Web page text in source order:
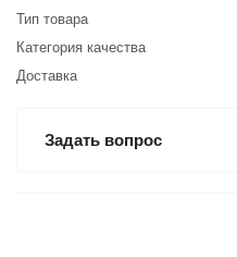
Тип товара
Категория качества
Доставка
Задать вопрос